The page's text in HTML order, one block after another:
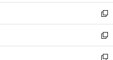
ウ
で
開
く
ン
ド
ウ
で
開
く
ウ
ィ
ン
ド
ウ
で
し
い
ウ
ィ
ン
ド
新
し
い
ウ
ィ
新
し